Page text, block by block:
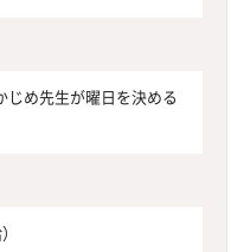
め先生が曜日を決める